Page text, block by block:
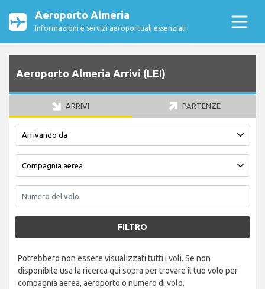
Aeroporto Almeria
Informazioni e servizi aeroportuali essenziali
Aeroporto Almeria Arrivi (LEI)
ARRIVI PARTENZE
FILTRO
Potrebbero non essere visualizzati tutti i voli. Se non
disponibile usa la ricerca qui sopra per trovare il tuo volo per
compagnia aerea, aeroporto o numero di volo.